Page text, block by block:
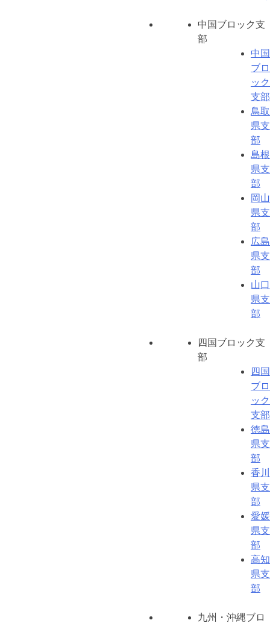
中国ブロック支
部
中国
ブロ
ック
支部
鳥取
県支
部
島根
県支
部
岡山
県支
部
広島
県支
部
山口
県支
部
四国ブロック支
部
四国
ブロ
ック
支部
徳島
県支
部
香川
県支
部
愛媛
県支
部
高知
県支
部
九州・沖縄ブロ